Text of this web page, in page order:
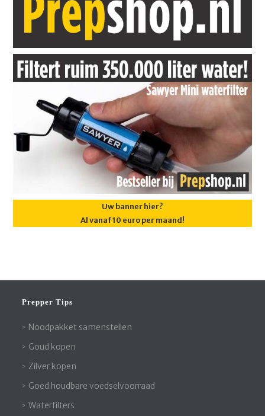
Uw banner hier?
Al vanaf 10 euro per maand!
Prepper Tips
Noodpakket samenstellen
Goud kopen
Zilver kopen
Goed houdbare voedselvoorraad
Waterfilters